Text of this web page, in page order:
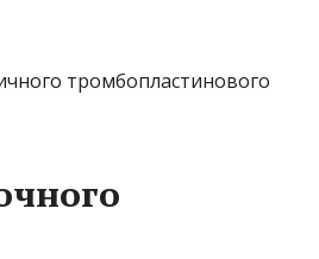
тромбопластинового